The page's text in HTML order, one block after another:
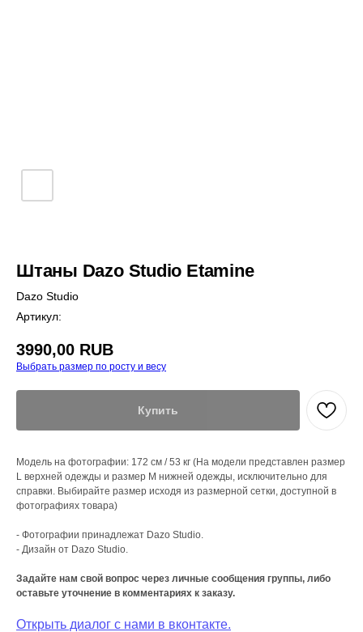
Штаны Dazo Studio Etamine
Dazo Studio
Артикул:
3990,00 RUB
Выбрать размер по росту и весу
Купить
Модель на фотографии: 172 см / 53 кг (На модели представлен размер
L верхней одежды и размер М нижней одежды, исключительно для
справки. Выбирайте размер исходя из размерной сетки, доступной в
фотографиях товара)
- Фотографии принадлежат Dazo Studio.
- Дизайн от Dazo Studio.
Задайте нам свой вопрос через личные сообщения группы, либо
оставьте уточнение в комментариях к заказу.
Открыть диалог с нами в вконтакте.